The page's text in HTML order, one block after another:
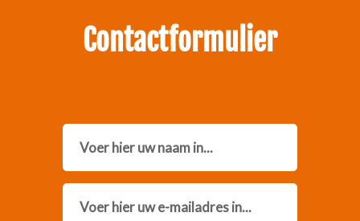
Contactformulier